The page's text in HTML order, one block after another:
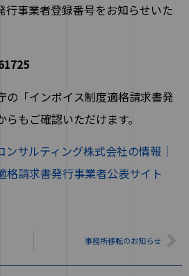
行事業者登録番号をお知らせいた
の「インボイス制度適格請求書発
もご確認いただけます。
ンサルティング株式会社の情報｜
格請求書発行事業者公表サイト
事務所移転のお知らせ